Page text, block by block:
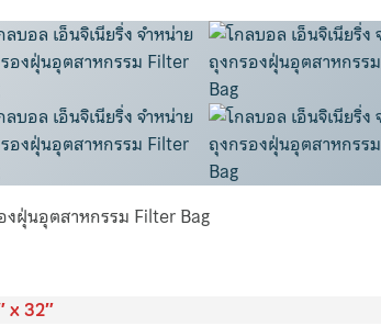
x 32″